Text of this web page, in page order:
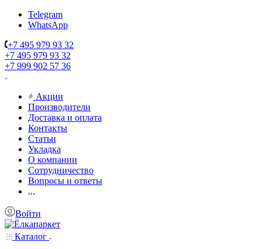
Telegram
WhatsApp
+7 495 979 93 32
+7 495 979 93 32
+7 999 902 57 36
Акции
Производители
Доставка и оплата
Контакты
Статьи
Укладка
О компании
Сотрудничество
Вопросы и ответы
...
Войти
Каталог